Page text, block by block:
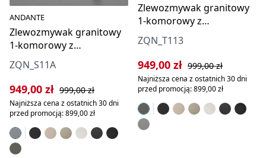
ANDANTE
Zlewozmywak granitowy
1-komorowy z
ociekaczem
ZQN_S11A
Cena sprzedaży:
949,00 zł Cena regularna:
999,00 zł
Najniższa cena z ostatnich 30 dni
przed promocją: 899,00 zł
Zlewozmywak granitowy
1-komorowy z
ociekaczem
ZQN_T113
Cena sprzedaży:
949,00 zł Cena regularna:
999,00 zł
Najniższa cena z ostatnich 30 dni
przed promocją: 899,00 zł